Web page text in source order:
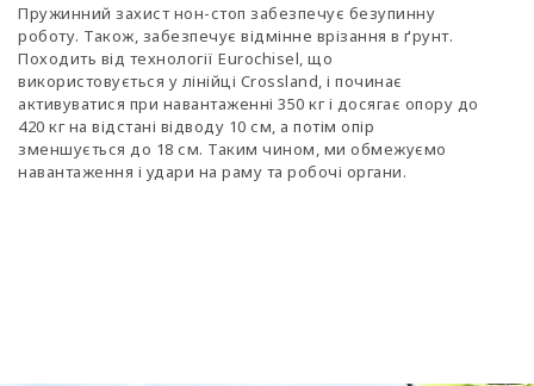
Пружинний захист нон-стоп забезпечує безупинну
роботу. Також, забезпечує відмінне врізання в ґрунт.
Походить від технології Eurochisel, що
використовується у лінійці Crossland, і починає
активуватися при навантаженні 350 кг і досягає опору до
420 кг на відстані відводу 10 см, а потім опір
зменшується до 18 см. Таким чином, ми обмежуємо
навантаження і удари на раму та робочі органи.